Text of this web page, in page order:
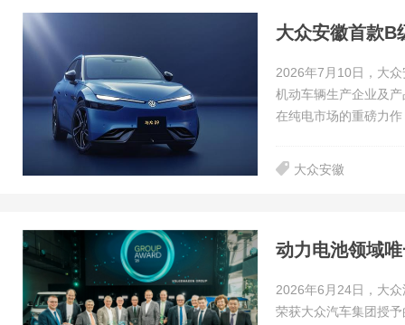
大众安徽首款B
2026年7月10日，大
机动车辆生产企业及
在纯电市场的重磅力
大众安徽
动力电池领域
2026年6月24日，大
荣获大众汽车集团授